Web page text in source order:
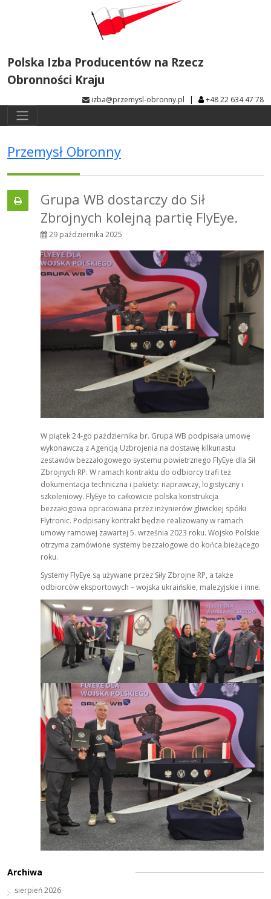
Polska Izba Producentów na Rzecz
Obronności Kraju
izba@przemysl-obronny.pl | +48 22 634 47 78
Przemysł Obronny
Grupa WB dostarczy do Sił
Zbrojnych kolejną partię FlyEye.
29 października 2025
W piątek 24-go października br. Grupa WB podpisała umowę
wykonawczą z Agencją Uzbrojenia na dostawę kilkunastu
zestawów bezzałogowego systemu powietrznego FlyEye dla Sił
Zbrojnych RP. W ramach kontraktu do odbiorcy trafi też
dokumentacja techniczna i pakiety: naprawczy, logistyczny i
szkoleniowy. FlyEye to całkowicie polska konstrukcja
bezzałogowa opracowana przez inżynierów gliwickiej spółki
Flytronic. Podpisany kontrakt będzie realizowany w ramach
umowy ramowej zawartej 5. września 2023 roku. Wojsko Polskie
otrzyma zamówione systemy bezzałogowe do końca bieżącego
roku.
Systemy FlyEye są używane przez Siły Zbrojne RP, a także
odbiorców eksportowych – wojska ukraińskie, malezyjskie i inne.
Archiwa
sierpień 2026